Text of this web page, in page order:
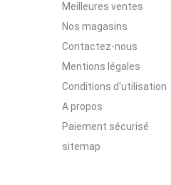
Meilleures ventes
Nos magasins
Contactez-nous
Mentions légales
Conditions d'utilisation
A propos
Paiement sécurisé
sitemap